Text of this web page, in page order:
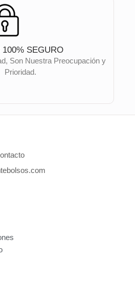
100% SEGURO
Son Nuestra Preocupación y
Prioridad.